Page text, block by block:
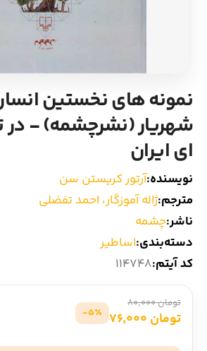
داستان کوتاه
شعر و متون کهن
زندگینامه
نمونه های نخستین
شهریار (نشرچشمه) - در
ای ایران
نویسنده:آرتور کریستن سن
مترجم:ژاله آموزگار، احمد تفضلی
ناشر:چشمه
دسته‌بندی:اساطیر
کد آیتم:114748
تومان 80,000
تومان 76,000 5٪-